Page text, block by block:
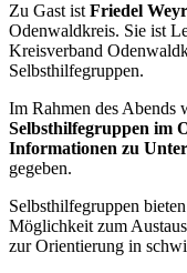
Zu Gast ist Friedel
Odenwaldkreis. Sie ist
Kreisverband
Selbsthilfegruppen.
Im Rahmen des Abends
Selbsthilfegruppen im
Informationen zu
gegeben.
Selbsthilfegruppen
Möglichkeit zum
zur Orientierung in